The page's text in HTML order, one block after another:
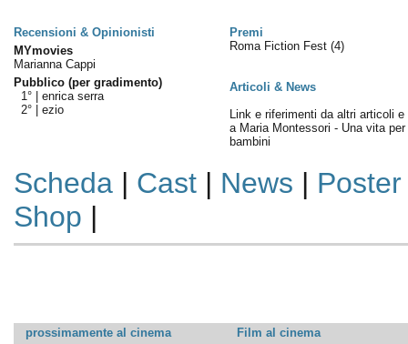
Recensioni & Opinionisti
Premi
MYmovies
Marianna Cappi
Pubblico (per gradimento)
1° | enrica serra
2° | ezio
Roma Fiction Fest (4)
Articoli & News
Link e riferimenti da altri articoli e
a Maria Montessori - Una vita per
bambini
Scheda| Cast| News | Poster
Shop |
prossimamente al cinema
Film al cinema